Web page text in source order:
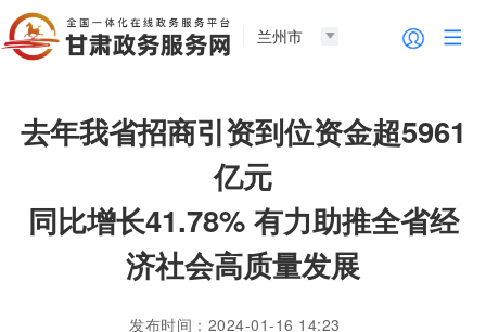
兰州市
去年我省招商引资到位资金超5961
亿元
同比增长41.78% 有力助推全省经
济社会高质量发展
发布时间：2024-01-16 14:23